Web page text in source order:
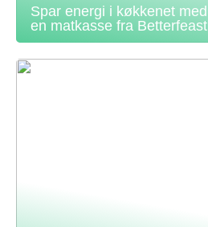
Spar energi i køkkenet med
en matkasse fra Betterfeast